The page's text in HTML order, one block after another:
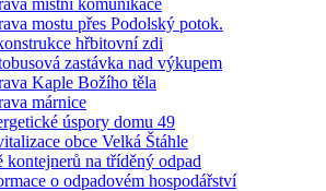
místní komunikace
mostu přes Podolský potok.
hřbitovní zdi
zastávka nad výkupem
Kaple Božího těla
márnice
úspory domu 49
obce Velká Štáhle
kontejnerů na tříděný odpad
o odpadovém hospodářství